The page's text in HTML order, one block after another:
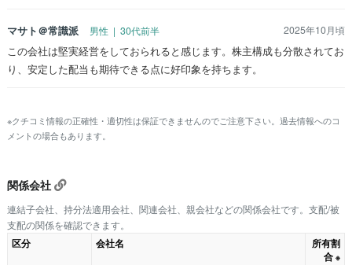
マサト＠常識派 男性 | 30代前半 2025年10月頃
この会社は堅実経営をしておられると感じます。株主構成も分散されてお
り、安定した配当も期待できる点に好印象を持ちます。
※クチコミ情報の正確性・適切性は保証できませんのでご注意下さい。過去情報へのコ
メントの場合もあります。
関係会社
連結子会社、持分法適用会社、関連会社、親会社などの関係会社です。支配/被
支配の関係を確認できます。
区分 会社名
所有割
合 ※